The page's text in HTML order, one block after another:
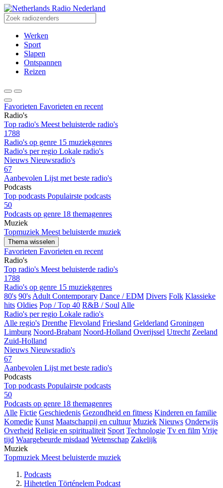
Radio Nederland
Werken
Sport
Slapen
Ontspannen
Reizen
Favorieten Favorieten en recent
Radio's
Top radio's Meest beluisterde radio's
1788
Radio's op genre 15 muziekgenres
Radio's per regio Lokale radio's
Nieuws Nieuwsradio's
67
Aanbevolen Lijst met beste radio's
Podcasts
Top podcasts Populairste podcasts
50
Podcasts op genre 18 themagenres
Muziek
Topmuziek Meest beluisterde muziek
Thema wisselen
Favorieten Favorieten en recent
Radio's
Top radio's Meest beluisterde radio's
1788
Radio's op genre 15 muziekgenres
80's 90's Adult Contemporary Dance / EDM Divers Folk Klassieke
hits Oldies Pop / Top 40 R&B / Soul Alle
Radio's per regio Lokale radio's
Alle regio's Drenthe Flevoland Friesland Gelderland Groningen
Limburg Noord-Brabant Noord-Holland Overijssel Utrecht Zeeland
Zuid-Holland
Nieuws Nieuwsradio's
67
Aanbevolen Lijst met beste radio's
Podcasts
Top podcasts Populairste podcasts
50
Podcasts op genre 18 themagenres
Alle Fictie Geschiedenis Gezondheid en fitness Kinderen en familie
Komedie Kunst Maatschappij en cultuur Muziek Nieuws Onderwijs
Overheid Religie en spiritualiteit Sport Technologie Tv en film Vrije
tijd Waargebeurde misdaad Wetenschap Zakelijk
Muziek
Topmuziek Meest beluisterde muziek
Podcasts
Hihetetlen Történelem Podcast